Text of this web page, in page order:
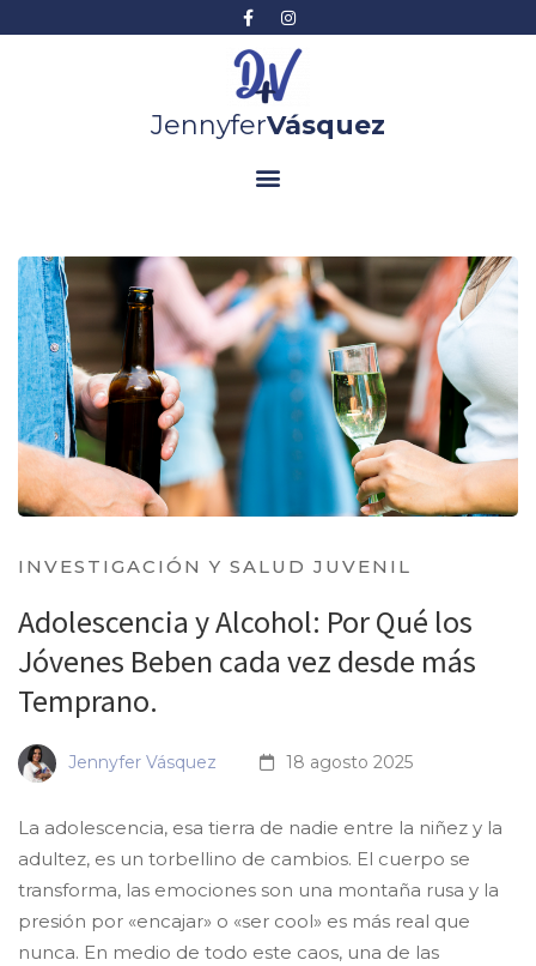
JennyferVásquez
INVESTIGACIÓN Y SALUD JUVENIL
Adolescencia y Alcohol: Por Qué los
Jóvenes Beben cada vez desde más
Temprano.
Jennyfer Vásquez 18 agosto 2025
La adolescencia, esa tierra de nadie entre la niñez y la
adultez, es un torbellino de cambios. El cuerpo se
transforma, las emociones son una montaña rusa y la
presión por «encajar» o «ser cool» es más real que
nunca. En medio de todo este caos, una de las